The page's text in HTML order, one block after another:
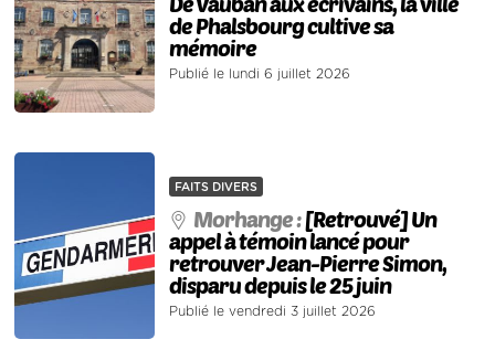
de Phalsbourg cultive sa
mémoire
Publié le lundi 6 juillet 2026
FAITS DIVERS
Morhange :[Retrouvé] Un
appel à témoin lancé pour
retrouver Jean-Pierre Simon,
disparu depuis le 25 juin
Publié le vendredi 3 juillet 2026